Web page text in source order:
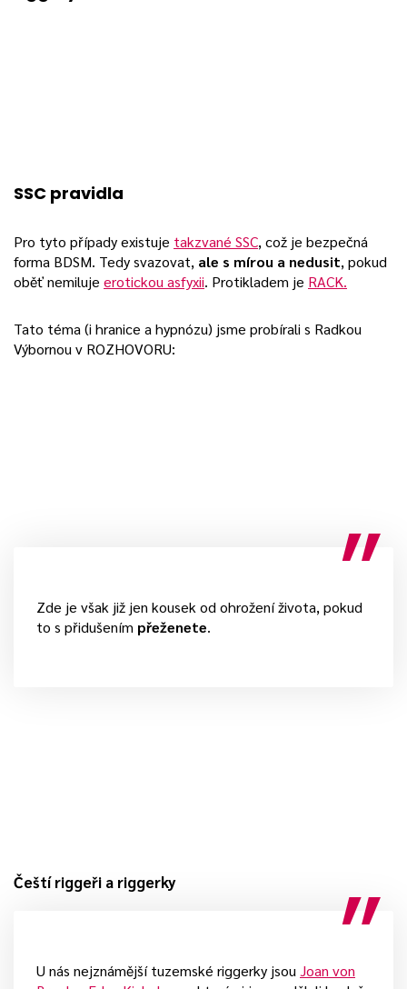
SSC pravidla
Pro tyto případy existuje takzvané SSC, což je bezpečná
forma BDSM. Tedy svazovat, ale s mírou a nedusit, pokud
oběť nemiluje erotickou asfyxii. Protikladem je RACK.
Tato téma (i hranice a hypnózu) jsme probírali s Radkou
Výbornou v ROZHOVORU:
Zde je však již jen kousek od ohrožení života, pokud
to s přidušením přeženete.
Čeští riggeři a riggerky
U nás nejznámější tuzemské riggerky jsou Joan von